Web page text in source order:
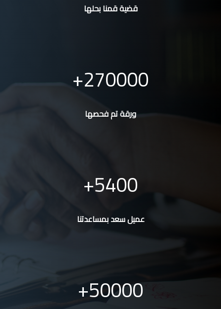
قضية قمنا بحلها
270000
ورقة تم فحصها
5400
عميل سعد بمساعدتنا
50000